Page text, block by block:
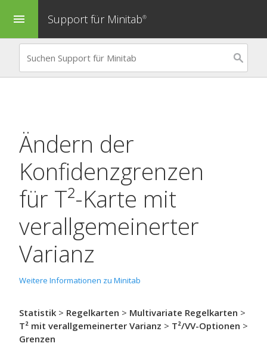
menu Support für Minitab®
Ändern der
Konfidenzgrenzen
für T²-Karte mit
verallgemeinerter
Varianz
Weitere Informationen zu Minitab
Statistik > Regelkarten > Multivariate Regelkarten >
T² mit verallgemeinerter Varianz > T²/VV-Optionen >
Grenzen